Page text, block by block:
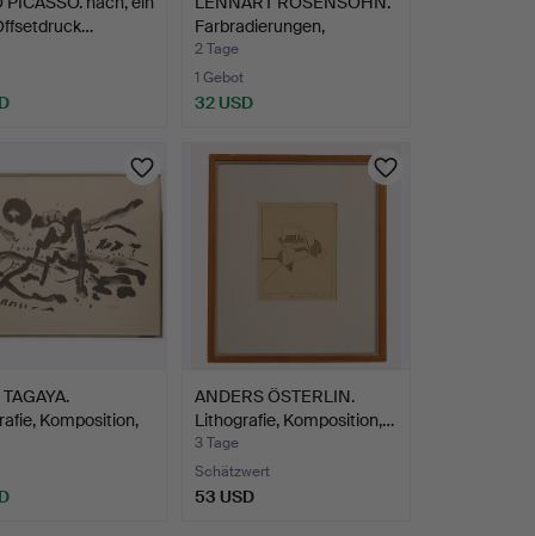
Farbradierungen,
Mensch…
2 Tage
1 Gebot
32 USD
Komposition,
ANDERS ÖSTERLIN.
Lithografie, Komposition,…
3 Tage
Schätzwert
53 USD